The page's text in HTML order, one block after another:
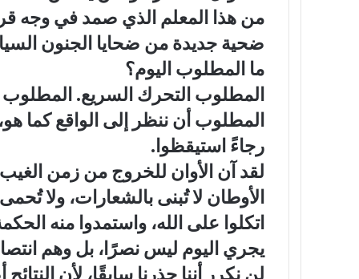
من هذا المعلم الذي صمد في وجه
ضحية جديدة من ضحايا الجنون
ما المطلوب اليوم؟
المطلوب التحرك السريع. المطلوب
المطلوب أن ننظر إلى الواقع كما
رجاءً استيقظوا.
لقد آن الأوان للخروج من زمن الغيب
الأوطان لا تُبنى بالشعارات، ولا
اتكلوا على الله، واستمدوا منه
يجري اليوم ليس نصرًا، بل وهم